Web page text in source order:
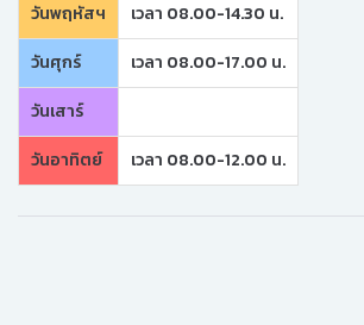
วันพฤหัสฯ
เวลา 08.00-14.30 น.
วันศุกร์
เวลา 08.00-17.00 น.
วันเสาร์
วันอาทิตย์
เวลา 08.00-12.00 น.